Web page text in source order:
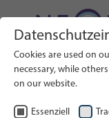
ES
Buscar
Cookies are used on
necessary, while
on our website.
Essenziell